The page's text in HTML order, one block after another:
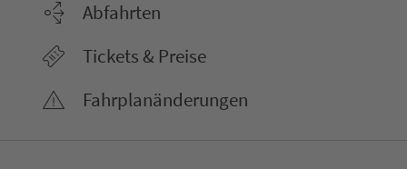
Abfahrten
Tickets & Preise
Fahr­plan­ände­rungen